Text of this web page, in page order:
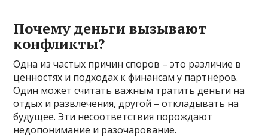
Почему деньги вызывают
конфликты?
Одна из частых причин споров – это различие в
ценностях и подходах к финансам у партнёров.
Один может считать важным тратить деньги на
отдых и развлечения, другой – откладывать на
будущее. Эти несоответствия порождают
недопонимание и разочарование.